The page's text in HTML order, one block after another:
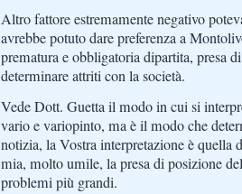
Altro fattore estremamente negativo
avrebbe potuto dare preferenza a
prematura e obbligatoria dipartita, presa
determinare attriti con la società.
Vede Dott. Guetta il modo in cui si
vario e variopinto, ma è il modo che
notizia, la Vostra interpretazione è quella
mia, molto umile, la presa di posizione
problemi più grandi.